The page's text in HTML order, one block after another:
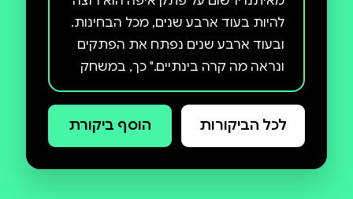
להיות בעוד ארבע שנים, מכל הבחינות.
ובעוד ארבע שנים נפתח את הפתקים
ונראה מה קרה בינתיים." כך, במשחק
תמים לכאורה, נפתח הרומן משאלה
אחת ימינה. ומכאן - הכול מסתבך.
אשכול נבו, צולל בספרו החדש לתוך
לכל הביקורות הוסף ביקורת